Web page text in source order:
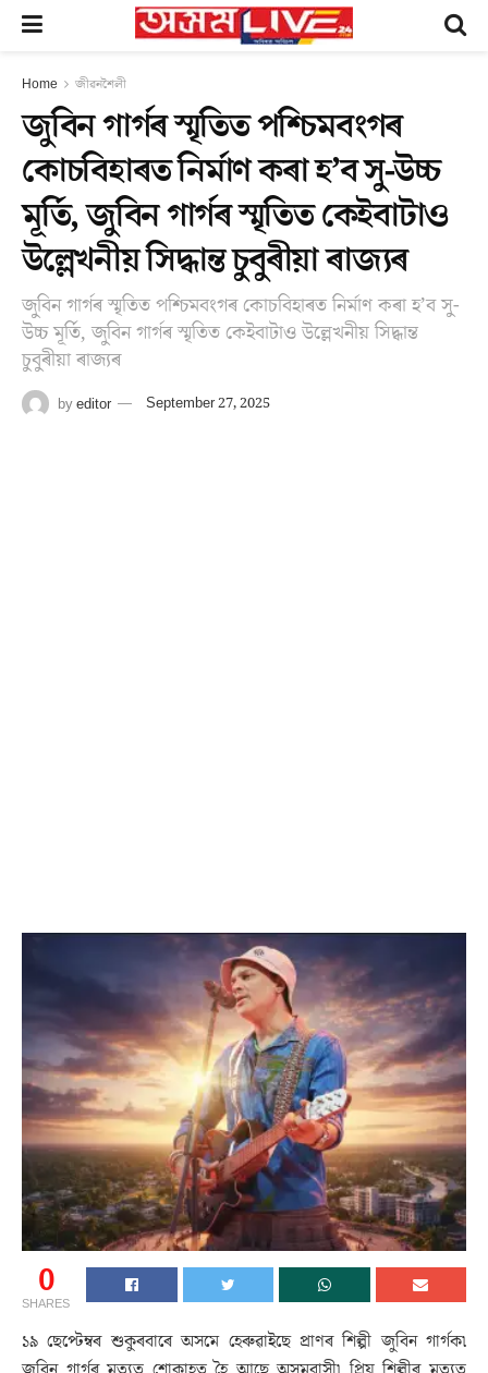
Home জীৱনশৈলী
জুবিন গাৰ্গৰ স্মৃতিত পশ্চিমবংগৰ
কোচবিহাৰত নিৰ্মাণ কৰা হ’ব সু-উচ্চ
মূৰ্তি, জুবিন গাৰ্গৰ স্মৃতিত কেইবাটাও
উল্লেখনীয় সিদ্ধান্ত চুবুৰীয়া ৰাজ্যৰ
জুবিন গাৰ্গৰ স্মৃতিত পশ্চিমবংগৰ কোচবিহাৰত নিৰ্মাণ কৰা হ’ব সু-
উচ্চ মূৰ্তি, জুবিন গাৰ্গৰ স্মৃতিত কেইবাটাও উল্লেখনীয় সিদ্ধান্ত
চুবুৰীয়া ৰাজ্যৰ
byeditor September 27, 2025
0
SHARES
১৯ ছেপ্টেম্বৰ শুকুৰবাৰে অসমে হেৰুৱাইছে প্ৰাণৰ শিল্পী জুবিন গাৰ্গক৷